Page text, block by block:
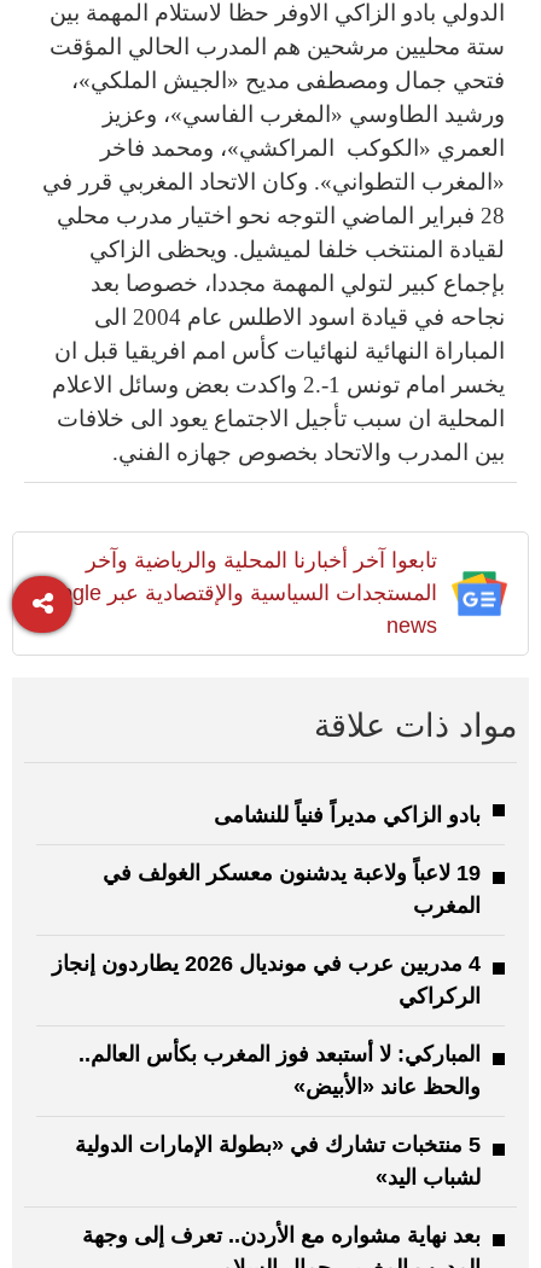
الدولي بادو الزاكي الاوفر حظا لاستلام المهمة بين
ستة محليين مرشحين هم المدرب الحالي المؤقت
فتحي جمال ومصطفى مديح «الجيش الملكي»،
ورشيد الطاوسي «المغرب الفاسي»، وعزيز
العمري «الكوكب المراكشي»، ومحمد فاخر
«المغرب التطواني». وكان الاتحاد المغربي قرر في
28 فبراير الماضي التوجه نحو اختيار مدرب محلي
لقيادة المنتخب خلفا لميشيل. ويحظى الزاكي
بإجماع كبير لتولي المهمة مجددا، خصوصا بعد
نجاحه في قيادة اسود الاطلس عام 2004 الى
المباراة النهائية لنهائيات كأس امم افريقيا قبل ان
يخسر امام تونس 1-.2 واكدت بعض وسائل الاعلام
المحلية ان سبب تأجيل الاجتماع يعود الى خلافات
بين المدرب والاتحاد بخصوص جهازه الفني.
تابعوا آخر أخبارنا المحلية والرياضية وآخر
المستجدات السياسية والإقتصادية عبر Google
news
مواد ذات علاقة
بادو الزاكي مديراً فنياً للنشامى
19 لاعباً ولاعبة يدشنون معسكر الغولف في
المغرب
4 مدربين عرب في مونديال 2026 يطاردون إنجاز
الركراكي
المباركي: لا أستبعد فوز المغرب بكأس العالم..
والحظ عاند «الأبيض»
5 منتخبات تشارك في «بطولة الإمارات الدولية
لشباب اليد»
بعد نهاية مشواره مع الأردن.. تعرف إلى وجهة